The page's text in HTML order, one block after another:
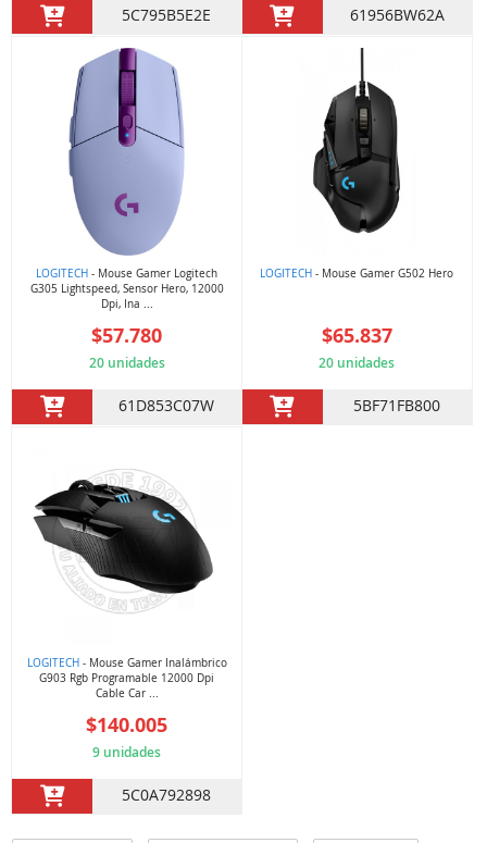
5C795B5E2E 61956BW62A
LOGITECH - Mouse Gamer Logitech
G305 Lightspeed, Sensor Hero, 12000
Dpi, Ina ...
$57.780
20 unidades
61D853C07W
LOGITECH - Mouse Gamer G502 Hero
$65.837
20 unidades
5BF71FB800
LOGITECH - Mouse Gamer Inalámbrico
G903 Rgb Programable 12000 Dpi
Cable Car ...
$140.005
9 unidades
5C0A792898